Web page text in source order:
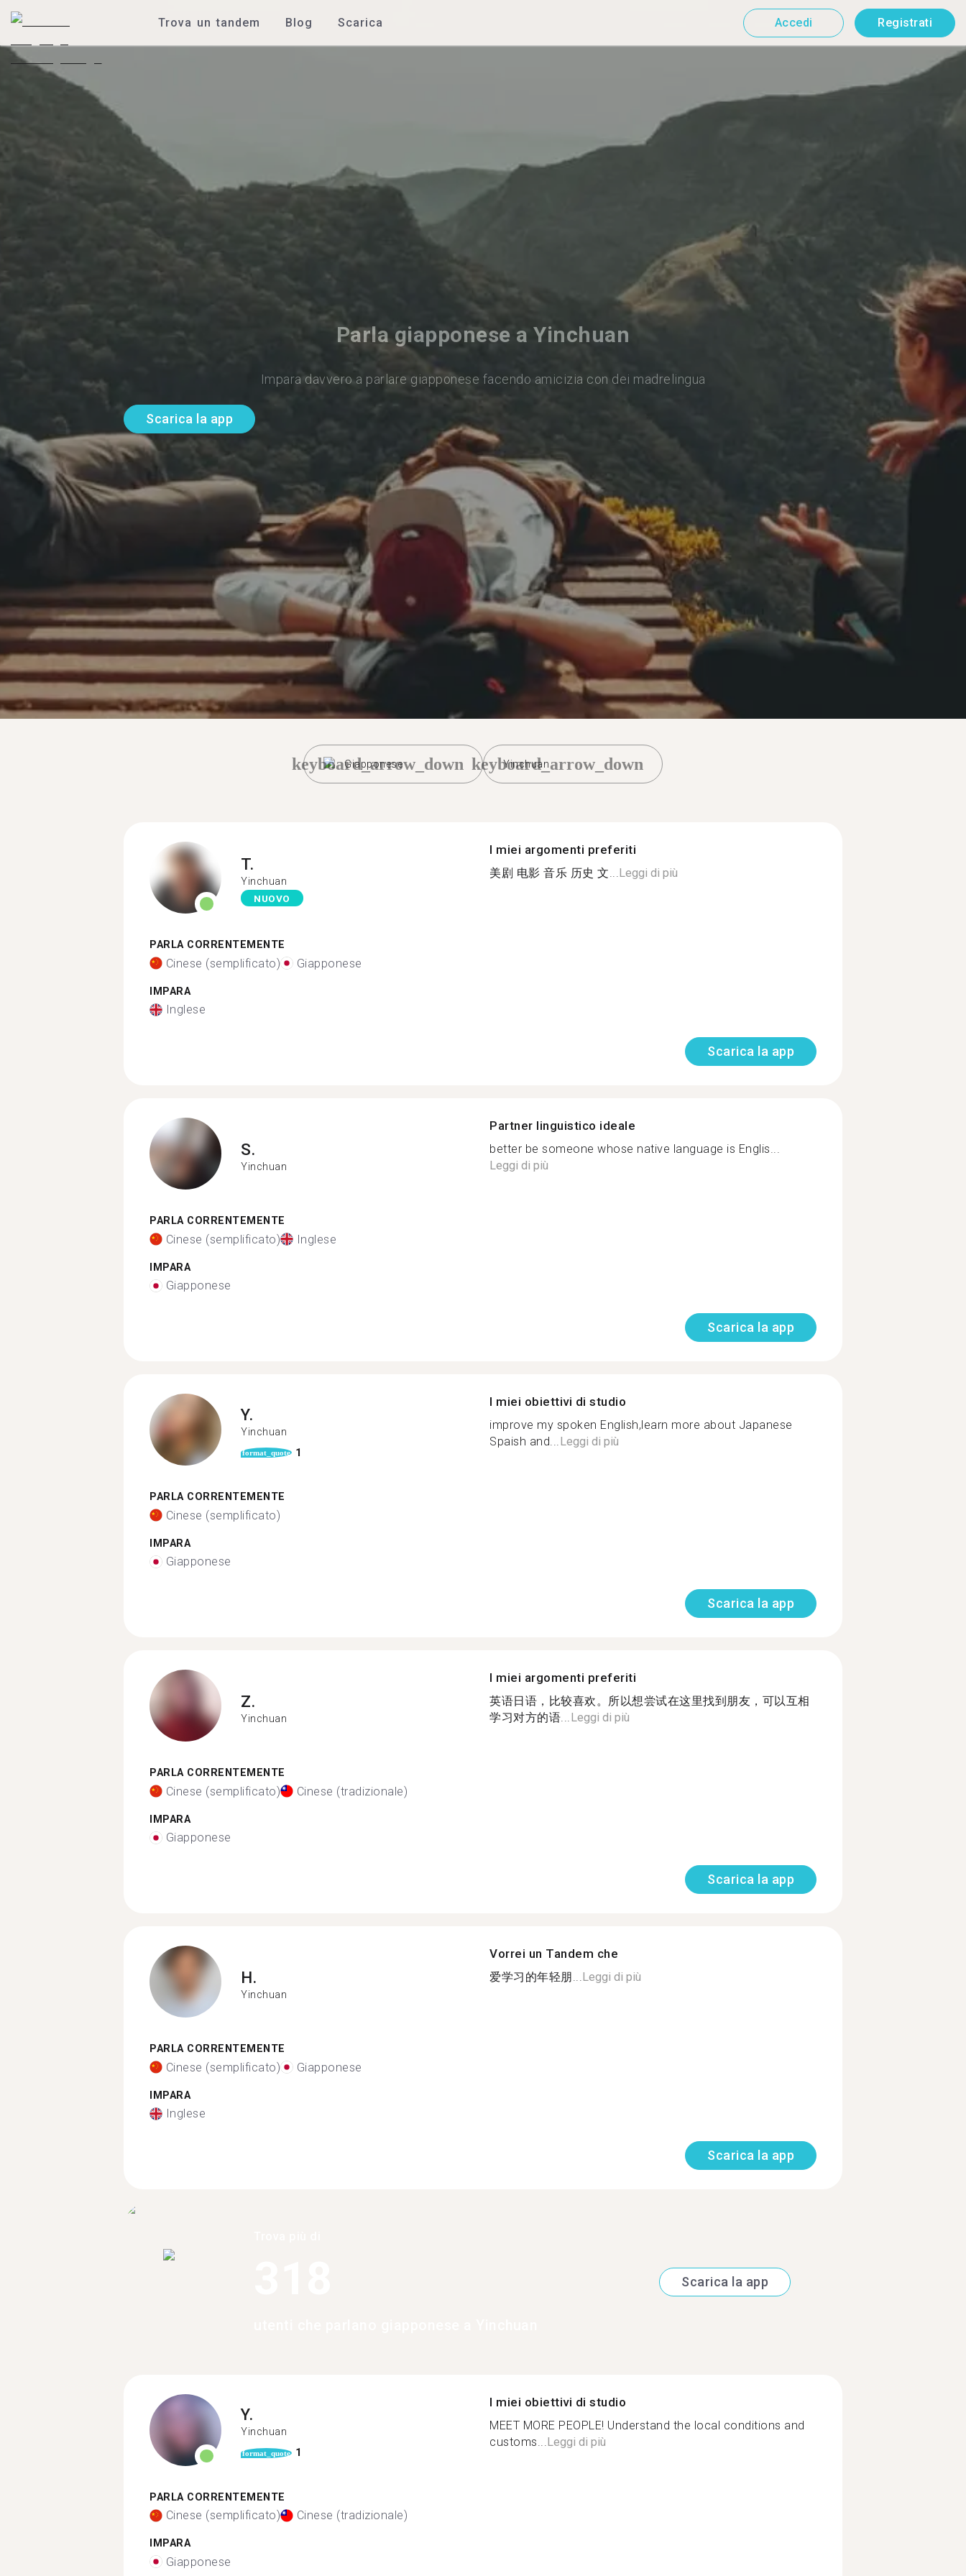
Trova un tandem Blog Scarica Accedi Registrati
Parla giapponese a Yinchuan
Impara davvero a parlare giapponese facendo amicizia con dei madrelingua
Scarica la app
Giapponese
keyboard_arrow_down Yinchuan
keyboard_arrow_down
T.
Yinchuan
NUOVO
PARLA CORRENTEMENTE
Cinese (semplificato) Giapponese
IMPARA
Inglese
I miei argomenti preferiti
美剧 电影 音乐 历史 文...Leggi di più
Scarica la app
S.
Yinchuan
PARLA CORRENTEMENTE
Cinese (semplificato) Inglese
IMPARA
Giapponese
Partner linguistico ideale
better be someone whose native language is Englis...
Leggi di più
Scarica la app
Y.
Yinchuan
format_quote 1
PARLA CORRENTEMENTE
Cinese (semplificato)
IMPARA
Giapponese
I miei obiettivi di studio
improve my spoken English,learn more about Japanese
Spaish and...Leggi di più
Scarica la app
Z.
Yinchuan
PARLA CORRENTEMENTE
Cinese (semplificato) Cinese (tradizionale)
IMPARA
Giapponese
I miei argomenti preferiti
英语日语，比较喜欢。所以想尝试在这里找到朋友，可以互相
学习对方的语...Leggi di più
Scarica la app
H.
Yinchuan
PARLA CORRENTEMENTE
Cinese (semplificato) Giapponese
IMPARA
Inglese
Vorrei un Tandem che
爱学习的年轻朋...Leggi di più
Scarica la app
Scarica la app
Y.
Yinchuan
format_quote 1
PARLA CORRENTEMENTE
Cinese (semplificato) Cinese (tradizionale)
IMPARA
Giapponese
I miei obiettivi di studio
MEET MORE PEOPLE! Understand the local conditions and
customs... Leggi di più